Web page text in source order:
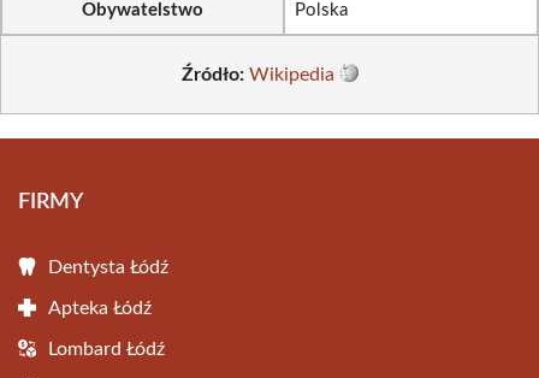
Obywatelstwo Polska
Źródło: Wikipedia
FIRMY
Dentysta Łódź
Apteka Łódź
Lombard Łódź